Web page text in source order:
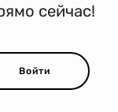
сейчас!
Войти